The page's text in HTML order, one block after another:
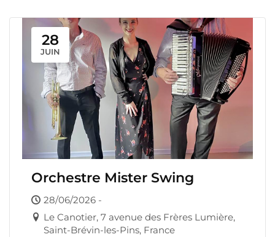
28
JUIN
Orchestre Mister Swing
28/06/2026 -
Le Canotier, 7 avenue des Frères Lumière,
Saint-Brévin-les-Pins, France